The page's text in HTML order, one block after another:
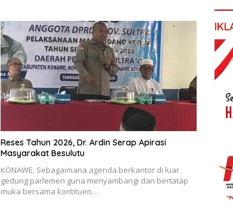
Reses Tahun 2026, Dr. Ardin Serap Apirasi
Masyarakat Besulutu
KONAWE, Sebagaimana agenda berkantor di luar
gedung parlemen guna menyambangi dan bertatap
muka bersama kontituen…